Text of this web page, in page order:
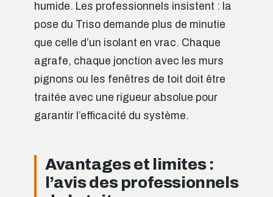
humide. Les professionnels insistent : la
pose du Triso demande plus de minutie
que celle d’un isolant en vrac. Chaque
agrafe, chaque jonction avec les murs
pignons ou les fenêtres de toit doit être
traitée avec une rigueur absolue pour
garantir l’efficacité du système.
Avantages et limites :
l’avis des professionnels